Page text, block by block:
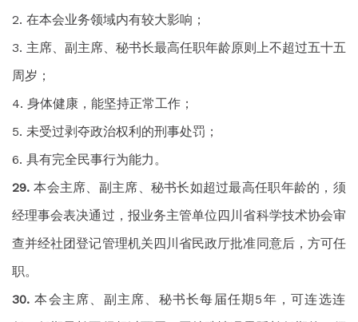
在本会业务领域内有较大影响；
主席、副主席、秘书长最高任职年龄原则上不超过五十五
周岁；
身体健康，能坚持正常工作；
未受过剥夺政治权利的刑事处罚；
具有完全民事行为能力。
本会主席、副主席、秘书长如超过最高任职年龄的，须
经理事会表决通过，报业务主管单位四川省科学技术协会审
查并经社团登记管理机关四川省民政厅批准同意后，方可任
职。
本会主席、副主席、秘书长每届任期5年，可连选连